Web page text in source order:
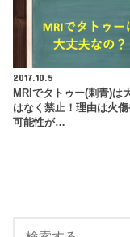
2017.10.5
MRIでタトゥー(刺青)は
はなく禁止！理由は火
可能性が…